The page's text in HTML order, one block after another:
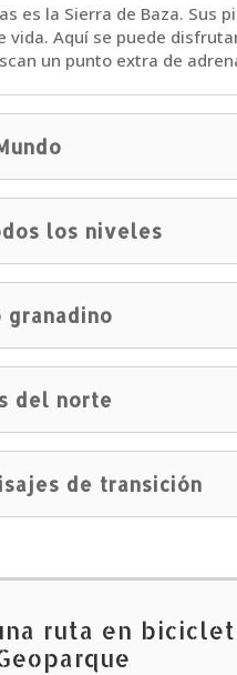
es la Sierra de Baza.
vida. Aquí se puede
un punto extra de
los niveles
del norte
de transición
ruta en